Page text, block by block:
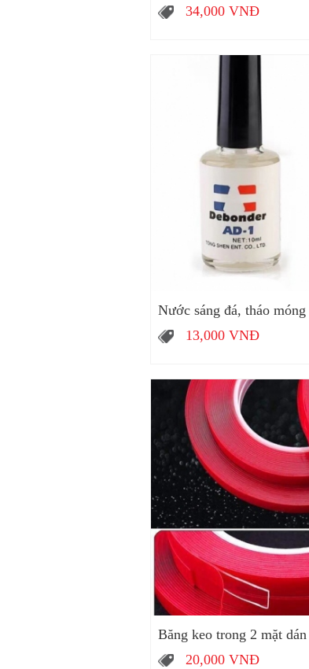
34,000 VNĐ
Nước sáng đá, tháo
13,000 VNĐ
Băng keo trong 2 mặt
20,000 VNĐ